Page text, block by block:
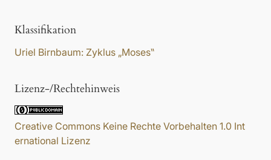
Klassifikation
Uriel Birnbaum: Zyklus „Moses‟
Lizenz-/Rechtehinweis
Creative Commons Keine Rechte Vorbehalten 1.0 Int
ernational Lizenz